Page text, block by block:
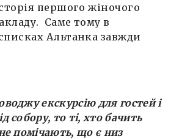
першого жіночого
Саме тому в
Альтанка завжди
екскурсію для гостей і
собору, то ті, хто бачить
помічають, що є низ